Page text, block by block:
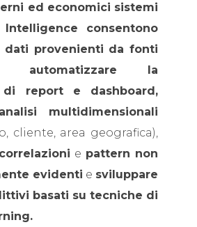
ed economici sistemi
consentono
dati provenienti da fonti
automatizzare la
di report e dashboard,
multidimensionali
cliente, area geografica),
e pattern non
evidenti e sviluppare
basati su tecniche di